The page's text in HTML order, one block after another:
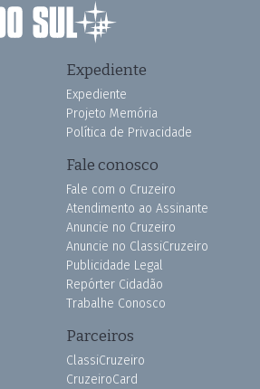
Expediente
Expediente
Projeto Memória
Política de Privacidade
Fale conosco
Fale com o Cruzeiro
Atendimento ao Assinante
Anuncie no Cruzeiro
Anuncie no ClassiCruzeiro
Publicidade Legal
Repórter Cidadão
Trabalhe Conosco
Parceiros
ClassiCruzeiro
CruzeiroCard